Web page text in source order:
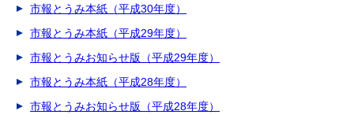
市報とうみ本紙（平成30年度）
市報とうみ本紙（平成29年度）
市報とうみお知らせ版（平成29年度）
市報とうみ本紙（平成28年度）
市報とうみお知らせ版（平成28年度）